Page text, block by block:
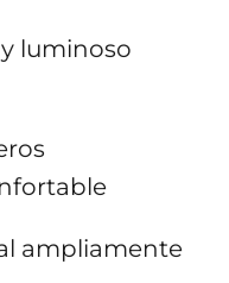
luminoso
ampliamente